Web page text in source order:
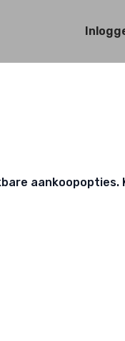
aankoopopties.